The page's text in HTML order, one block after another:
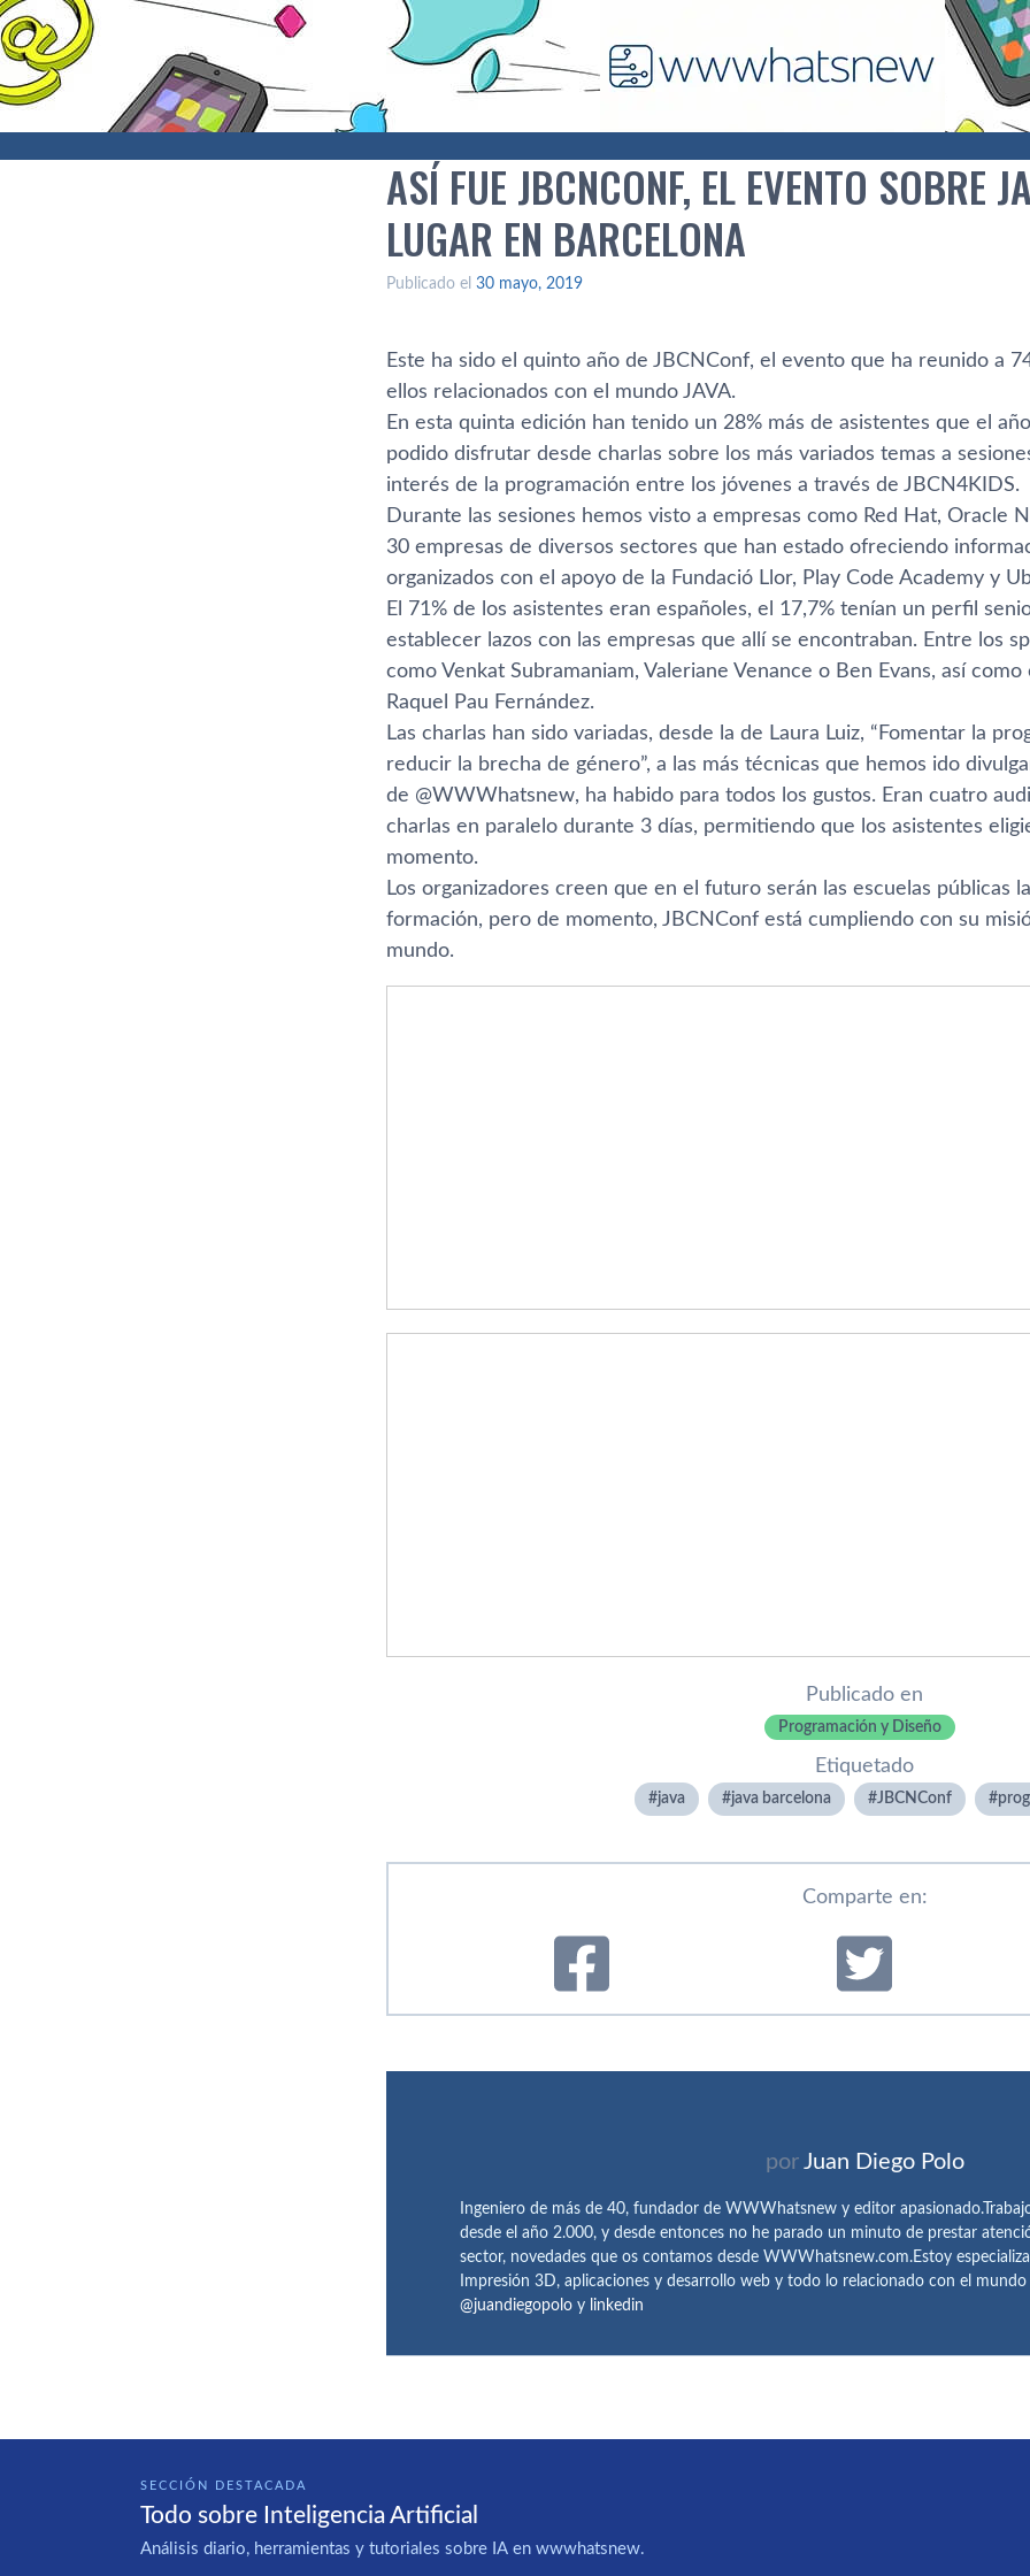
ASÍ FUE JBCNCONF, EL EVENTO SOBRE
LUGAR EN BARCELONA
Publicado el 30 mayo, 2019
Este ha sido el quinto año de JBCNConf, el evento que ha reunido a
ellos relacionados con el mundo JAVA.
En esta quinta edición han tenido un 28% más de asistentes que el
podido disfrutar desde charlas sobre los más variados temas a
interés de la programación entre los jóvenes a través de JBCN4KIDS.
Durante las sesiones hemos visto a empresas como Red Hat, Oracle
30 empresas de diversos sectores que han estado ofreciendo
organizados con el apoyo de la Fundació Llor, Play Code Academy y
El 71% de los asistentes eran españoles, el 17,7% tenían un perfil
establecer lazos con las empresas que allí se encontraban. Entre los
como Venkat Subramaniam, Valeriane Venance o Ben Evans, así
Raquel Pau Fernández.
Las charlas han sido variadas, desde la de Laura Luiz, “Fomentar la
reducir la brecha de género”, a las más técnicas que hemos ido
de @WWWhatsnew, ha habido para todos los gustos. Eran cuatro
charlas en paralelo durante 3 días, permitiendo que los asistentes
momento.
Los organizadores creen que en el futuro serán las escuelas públicas
formación, pero de momento, JBCNConf está cumpliendo con su
mundo.
Publicado en
Programación y Diseño
Etiquetado
java java barcelona JBCNConf
Comparte en:
por Juan Diego Polo
Ingeniero de más de 40, fundador de WWWhatsnew y editor
desde el año 2.000, y desde entonces no he parado un minuto de prestar
sector, novedades que os contamos desde WWWhatsnew.com.Estoy
Impresión 3D, aplicaciones y desarrollo web y todo lo relacionado con el
@juandiegopolo y linkedin
SECCIÓN DESTACADA
Todo sobre Inteligencia Artificial
Análisis diario, herramientas y tutoriales sobre IA en wwwhatsnew.